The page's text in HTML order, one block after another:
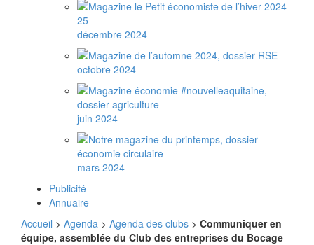
décembre 2024
octobre 2024
juin 2024
mars 2024
Publicité
Annuaire
Accueil > Agenda > Agenda des clubs > Communiquer en
équipe, assemblée du Club des entreprises du Bocage